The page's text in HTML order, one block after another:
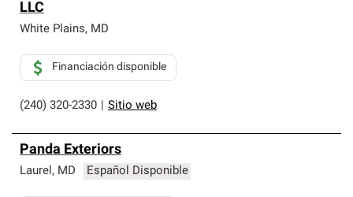
LLC
White Plains, MD
(240) 320-2330 Sitio web
Financiación disponible
Panda Exteriors
Laurel, MD Español Disponible